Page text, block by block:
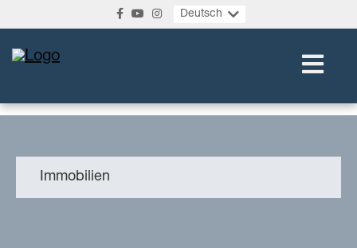
Deutsch
Immobilien